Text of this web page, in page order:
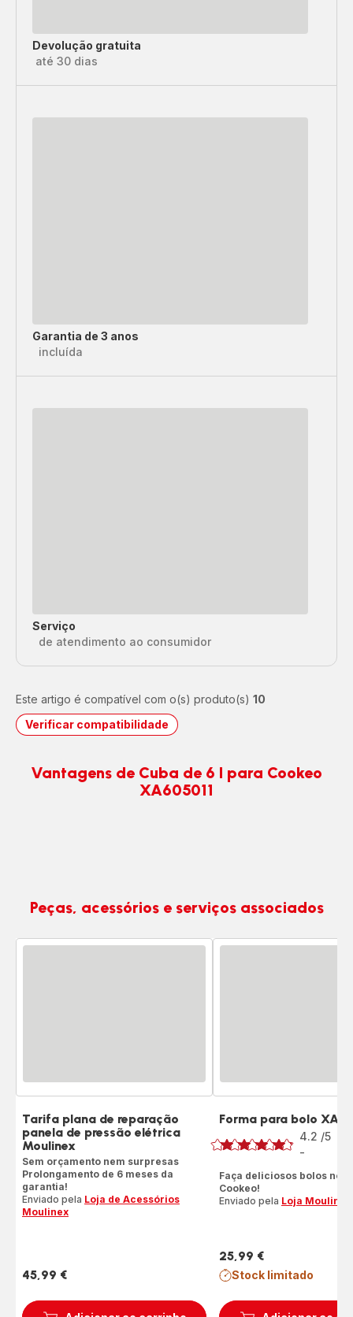
Devolução gratuita
até 30 dias
Garantia de 3 anos
incluída
Serviço
de atendimento ao consumidor
Este artigo é compatível com o(s) produto(s) 10
Verificar compatibilidade
Vantagens de Cuba de 6 l para Cookeo
XA605011
Peças, acessórios e serviços associados
Tarifa plana de reparação
panela de pressão elétrica
Moulinex
Sem orçamento nem surpresas
Prolongamento de 6 meses da
garantia!
Enviado pela Loja de Acessórios
Moulinex
Preço
45,99 €
Forma para bolo
Classificação
4.2 /5
-
Faça deliciosos bolos no
Cookeo!
Enviado pela Loja Moulinex
Preço
25,99 €
Stock limitado